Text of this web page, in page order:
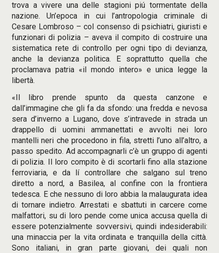
trova a vivere una delle stagioni piú tormentate della
nazione. Un’epoca in cui l’antropologia criminale di
Cesare Lombroso – col consenso di psichiatri, giuristi e
funzionari di polizia – aveva il compito di costruire una
sistematica rete di controllo per ogni tipo di devianza,
anche la devianza politica. E soprattutto quella che
proclamava patria «il mondo intero» e unica legge la
libertà.
«Il libro prende spunto da questa canzone e
dall’immagine che gli fa da sfondo: una fredda e nevosa
sera d’inverno a Lugano, dove s’intravede in strada un
drappello di uomini ammanettati e avvolti nei loro
mantelli neri che procedono in fila, stretti l’uno all’altro, a
passo spedito. Ad accompagnarli c’è un gruppo di agenti
di polizia. Il loro compito è di scortarli fino alla stazione
ferroviaria, e da lí controllare che salgano sul treno
diretto a nord, a Basilea, al confine con la frontiera
tedesca. E che nessuno di loro abbia la malaugurata idea
di tornare indietro. Arrestati e sbattuti in carcere come
malfattori, su di loro pende come unica accusa quella di
essere potenzialmente sovversivi, quindi indesiderabili:
una minaccia per la vita ordinata e tranquilla della città.
Sono italiani, in gran parte giovani, dei quali non